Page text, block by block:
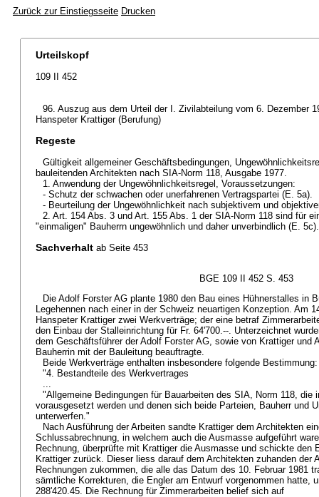
Zurück zur Einstiegsseite Drucken
Urteilskopf
109 II 452
96. Auszug aus dem Urteil der I. Zivilabteilung vom 6. Dezember
Hanspeter Krattiger (Berufung)
Regeste
Gültigkeit allgemeiner Geschäftsbedingungen,
bauleitenden Architekten nach SIA-Norm 118, Ausgabe 1977.
1. Anwendung der Ungewöhnlichkeitsregel, Voraussetzungen:
- Schutz der schwachen oder unerfahrenen Vertragspartei (E. 5a).
- Beurteilung der Ungewöhnlichkeit nach subjektivem und
2. Art. 154 Abs. 3 und Art. 155 Abs. 1 der SIA-Norm 118 sind für
"einmaligen" Bauherrn ungewöhnlich und daher unverbindlich (E. 5c).
Sachverhalt ab Seite 453
BGE 109 II 452 S. 453
Die Adolf Forster AG plante 1980 den Bau eines Hühnerstalles in
Legehennen nach einer in der Schweiz neuartigen Konzeption. Am
Hanspeter Krattiger zwei Werkverträge; der eine betraf
den Einbau der Stalleinrichtung für Fr. 64'700.--. Unterzeichnet
dem Geschäftsführer der Adolf Forster AG, sowie von Krattiger und
Bauherrin mit der Bauleitung beauftragte.
Beide Werkverträge enthalten insbesondere folgende Bestimmung:
"4. Bestandteile des Werkvertrages
...
"Allgemeine Bedingungen für Bauarbeiten des SIA, Norm 118, die
vorausgesetzt werden und denen sich beide Parteien, Bauherr und
unterwerfen."
Nach Ausführung der Arbeiten sandte Krattiger dem Architekten
Schlussabrechnung, in welchem auch die Ausmasse aufgeführt
Rechnung, überprüfte mit Krattiger die Ausmasse und schickte den
Krattiger zurück. Dieser liess darauf dem Architekten zuhanden der
Rechnungen zukommen, die alle das Datum des 10. Februar 1981
sämtliche Korrekturen, die Engler am Entwurf vorgenommen hatte,
288'420.45. Die Rechnung für Zimmerarbeiten belief sich auf